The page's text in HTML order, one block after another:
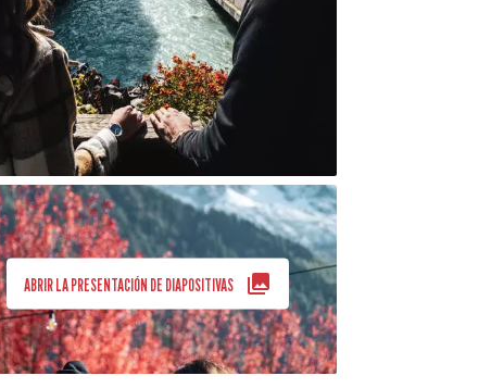
ABRIR LA PRESENTACIÓN DE DIAPOSITIVAS